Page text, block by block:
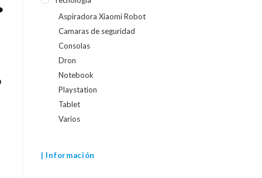
Aspiradora Xiaomi Robot
Camaras de seguridad
Consolas
Dron
Notebook
Playstation
Tablet
Varios
| Información